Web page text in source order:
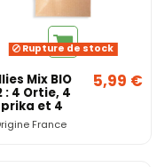
Rupture de stock
Mix BIO
: 4 Ortie, 4
et 4
pour
France
5,99 €